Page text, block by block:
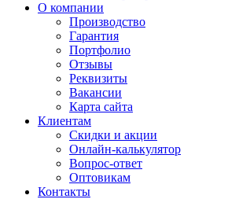
О компании
Производство
Гарантия
Портфолио
Отзывы
Реквизиты
Вакансии
Карта сайта
Клиентам
Скидки и акции
Онлайн-калькулятор
Вопрос-ответ
Оптовикам
Контакты